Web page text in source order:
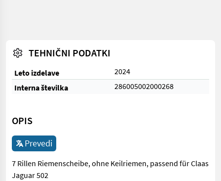
TEHNIČNI PODATKI
Leto izdelave
2024
Interna številka
286005002000268
OPIS
Prevedi
7 Rillen Riemenscheibe, ohne Keilriemen, passend für Claas
Jaguar 502